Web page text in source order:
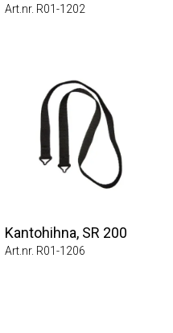
Art.nr. R01-1202
Kantohihna, SR 200
Art.nr. R01-1206